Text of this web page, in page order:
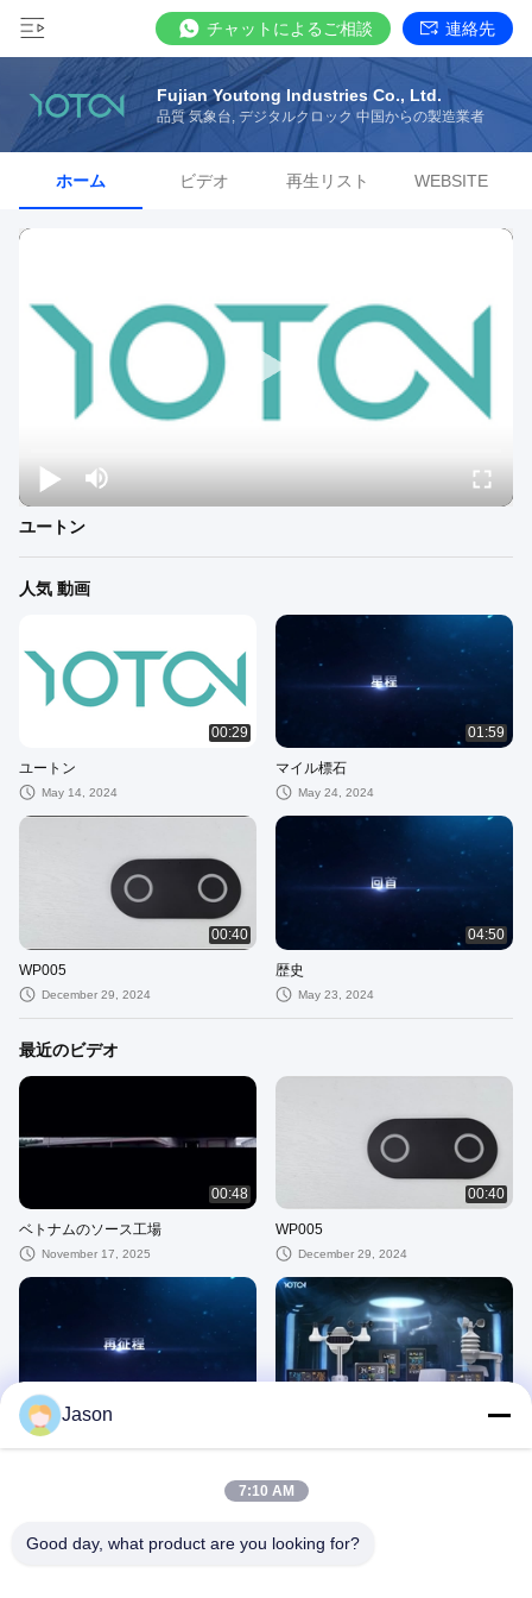
チャットによるご相談 連絡先
Fujian Youtong Industries Co., Ltd.
品質 気象台, デジタルクロック 中国からの製造業者
ホーム ビデオ 再生リスト WEBSITE
ユートン
人気 動画
00:29
ユートン
May 14, 2024
01:59
マイル標石
May 24, 2024
00:40
WP005
December 29, 2024
04:50
歴史
May 23, 2024
最近のビデオ
00:48
ベトナムのソース工場
November 17, 2025
00:40
WP005
December 29, 2024
未来
Jason
7:10 AM
Good day, what product are you looking for?